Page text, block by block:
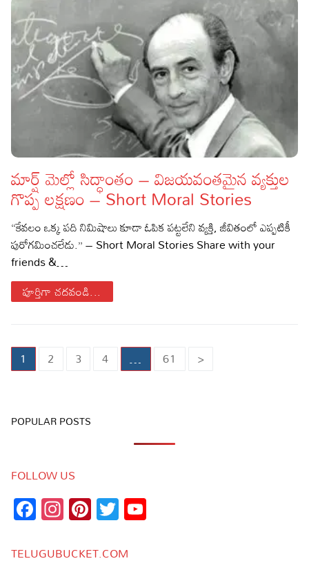
మార్ష్ మెల్లో సిద్ధాంతం – విజయవంతమైన వ్యక్తుల
గొప్ప లక్షణం – Short Moral Stories
“కేవలం ఒక్క పది నిమిషాలు కూడా ఓపిక పట్టలేని వ్యక్తి, జీవితంలో ఎప్పటికీ
పురోగమించలేడు.” – Short Moral Stories Share with your
friends &…
పూర్తిగా చదవండి...
Posts
pagination
1 2 3 4 … 61 >
POPULAR POSTS
FOLLOW US
Facebook
Instagram
Pinterest
Twitter
TELUGUBUCKET.COM